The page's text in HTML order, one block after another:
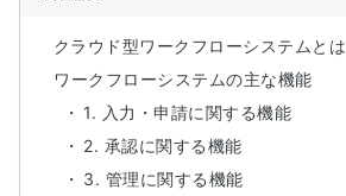
クラウド型ワークフローシステムとは
ワークフローシステムの主な機能
1. 入力・申請に関する機能
2. 承認に関する機能
3. 管理に関する機能